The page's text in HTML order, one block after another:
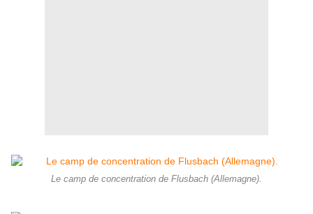
Le camp de concentration de Flusbach (Allemagne).